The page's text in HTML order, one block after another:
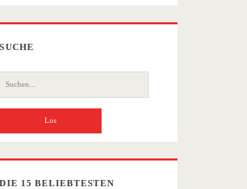
SUCHE
Suche
DIE 15 BELIEBTESTEN